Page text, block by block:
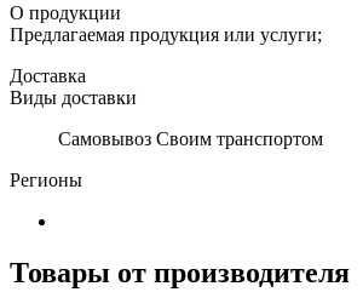
О продукции
Предлагаемая продукция или услуги;
Доставка
Виды доставки
Самовывоз Своим транспортом
Регионы
Товары от производителя